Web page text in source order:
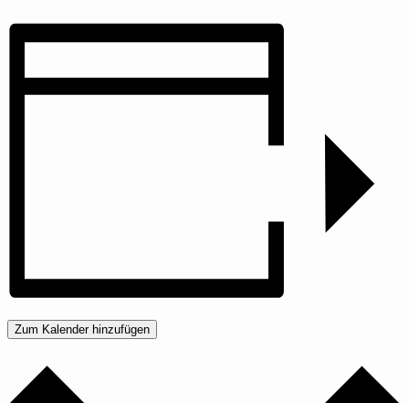
Zum Kalender hinzufügen